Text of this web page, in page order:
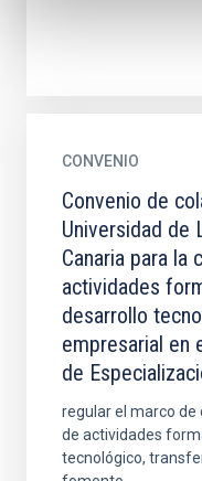
CONVENIO
Convenio de
Universidad de
Canaria para la
actividades
desarrollo
empresarial en
de
regular el marco de
de actividades
tecnológico,